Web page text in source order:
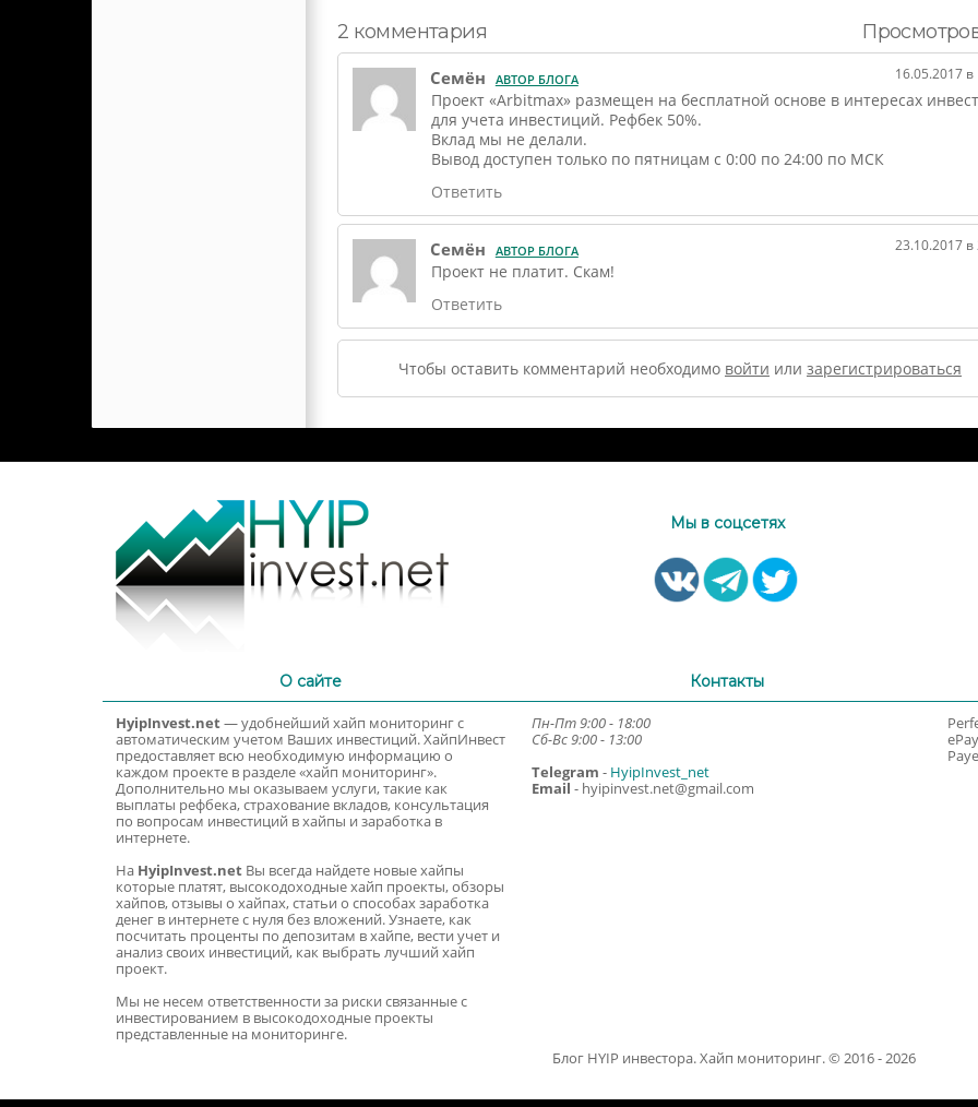
2 комментария
Семён АВТОР БЛОГА 16.05.2017 в
Проект «Arbitmax» размещен на бесплатной основе в интересах
для учета инвестиций. Рефбек 50%.
Вклад мы не делали.
Вывод доступен только по пятницам с 0:00 по 24:00 по МСК
Ответить
Семён АВТОР БЛОГА 23.10.2017 в
Проект не платит. Скам!
Ответить
Чтобы оставить комментарий необходимо войти или зарегистрироваться
Мы в соцсетях
О сайте
HyipInvest.net— удобнейший хайп мониторинг с
автоматическим учетом Ваших инвестиций. ХайпИнвест
предоставляет всю необходимую информацию о
каждом проекте в разделе «хайп мониторинг».
Дополнительно мы оказываем услуги, такие как
выплаты рефбека, страхование вкладов, консультация
по вопросам инвестиций в хайпы и заработка в
интернете.
На HyipInvest.netВы всегда найдете новые хайпы
которые платят, высокодоходные хайп проекты, обзоры
хайпов, отзывы о хайпах, статьи о способах заработка
денег в интернете с нуля без вложений. Узнаете, как
посчитать проценты по депозитам в хайпе, вести учет и
анализ своих инвестиций, как выбрать лучший хайп
проект.
Мы не несем ответственности за риски связанные с
инвестированием в высокодоходные проекты
представленные на мониторинге.
Контакты
Пн-Пт 9:00 - 18:00
Сб-Вс 9:00 - 13:00
Telegram - HyipInvest_net
Email - hyipinvest.net@gmail.com
Блог HYIP инвестора. Хайп мониторинг. © 2016 - 2026